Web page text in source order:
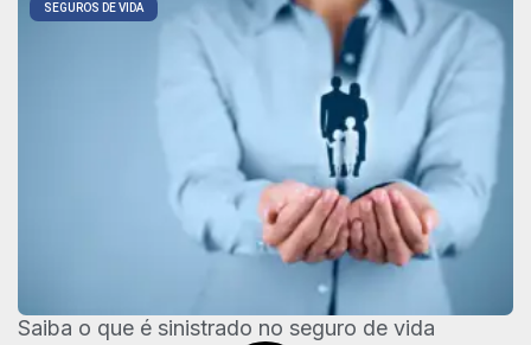
SEGUROS DE VIDA
Saiba o que é sinistrado no seguro de vida